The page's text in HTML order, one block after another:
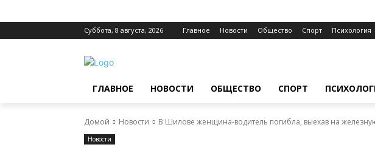
Суббота, 8 августа, 2026 Главное Новости Общество Спорт Психология
ГЛАВНОЕ НОВОСТИ ОБЩЕСТВО СПОРТ
Домой Новости В Шилове женщина-водитель погибла, выехав на
Новости